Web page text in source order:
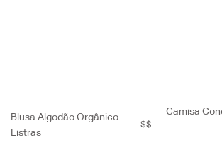
Blusa Algodão Orgânico
Listras
$$